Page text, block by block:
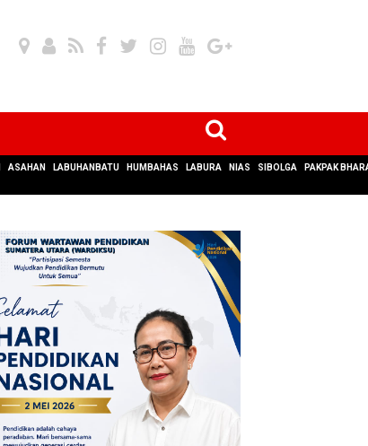
ASAHAN LABUHANBATU HUMBAHAS LABURA NIAS SIBOLGA PAKPAK